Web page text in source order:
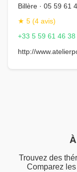
Billère · 05 59 61
★ 5 (4 avis)
+33 5 59 61 46 38
http://
Trouvez des
Comparez